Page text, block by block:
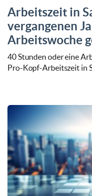
Arbeitszeit in
vergangenen
Arbeitswoche
40 Stunden oder eine
Pro-Kopf-Arbeitszeit in